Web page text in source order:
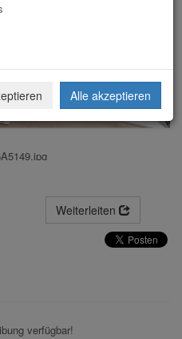
Weiterleiten
verfügbar!
Alle akzeptieren